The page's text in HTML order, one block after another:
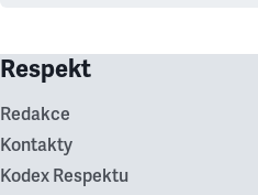
Respekt
Redakce
Kontakty
Kodex Respektu